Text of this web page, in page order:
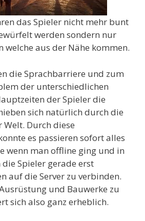
das Spieler nicht mehr bunt
werden sondern nur
welche aus der Nähe kommen.
die Sprachbarriere und zum
der unterschiedlichen
der Spieler die
sich natürlich durch die
Durch diese
es passieren sofort alles
wenn man offline ging und in
Spieler gerade erst
auf die Server zu verbinden.
und Bauwerke zu
sich also ganz erheblich.